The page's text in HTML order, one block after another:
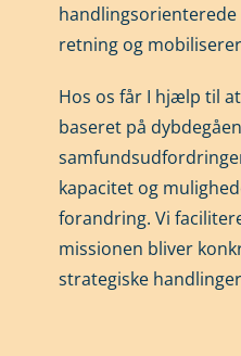
handlingsorienterede
retning og
Hos os får I hjælp til
baseret på
kapacitet og
forandring. Vi
missionen bliver
strategiske